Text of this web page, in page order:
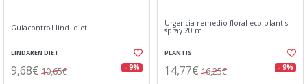
Gulacontrol lind. diet
LINDAREN DIET
9,68€ 10,65€ - 9%
Urgencia remedio floral eco plantis
spray 20 ml
PLANTIS
14,77€ 16,25€ - 9%